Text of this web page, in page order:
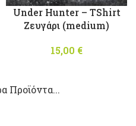
Under Hunter – TShirt
Ζευγάρι (medium)
15,00 €
Προϊόντα...